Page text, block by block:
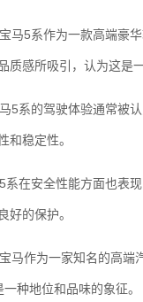
马5系作为一款高端豪
质感所吸引，认为这是
5系的驾驶体验通常被
和稳定性。
系在安全性能方面也表
好的保护。
马作为一家知名的高端
种地位和品味的象征。